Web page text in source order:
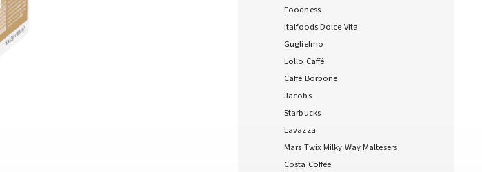
Foodness
Italfoods Dolce Vita
Guglielmo
Lollo Caffé
Caffé Borbone
Jacobs
Starbucks
Lavazza
Mars Twix Milky Way Maltesers
Costa Coffee